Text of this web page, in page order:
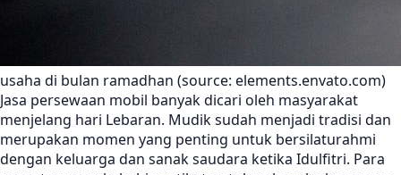
usaha di bulan ramadhan (source: elements.envato.com)
Jasa persewaan mobil banyak dicari oleh masyarakat
menjelang hari Lebaran. Mudik sudah menjadi tradisi dan
merupakan momen yang penting untuk bersilaturahmi
dengan keluarga dan sanak saudara ketika Idulfitri. Para